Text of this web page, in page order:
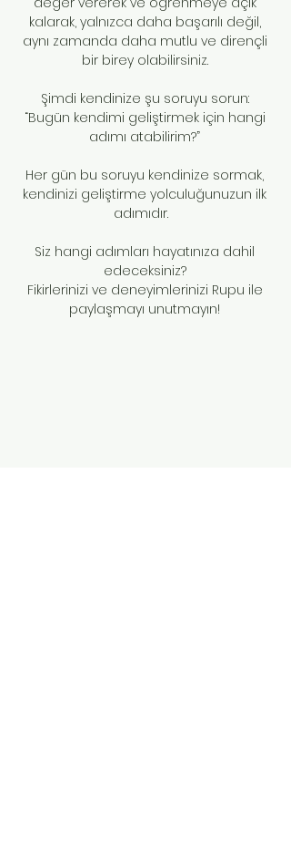
kalarak, yalnızca daha başarılı değil,
aynı zamanda daha mutlu ve dirençli
bir birey olabilirsiniz.
Şimdi kendinize şu soruyu sorun:
“Bugün kendimi geliştirmek için hangi
adımı atabilirim?”
Her gün bu soruyu kendinize sormak,
kendinizi geliştirme yolculuğunuzun ilk
adımıdır.
Siz hangi adımları hayatınıza dahil
edeceksiniz?
Fikirlerinizi ve deneyimlerinizi Rupu ile
paylaşmayı unutmayın!